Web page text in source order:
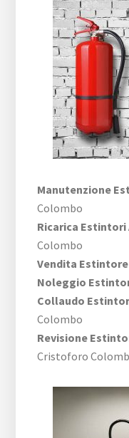
Manutenzione
Colombo
Ricarica Estintori
Colombo
Vendita Estintore
Noleggio
Collaudo
Colombo
Revisione
Cristoforo